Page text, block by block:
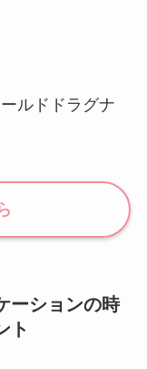
ルドドラグナ
ーションの時
ト